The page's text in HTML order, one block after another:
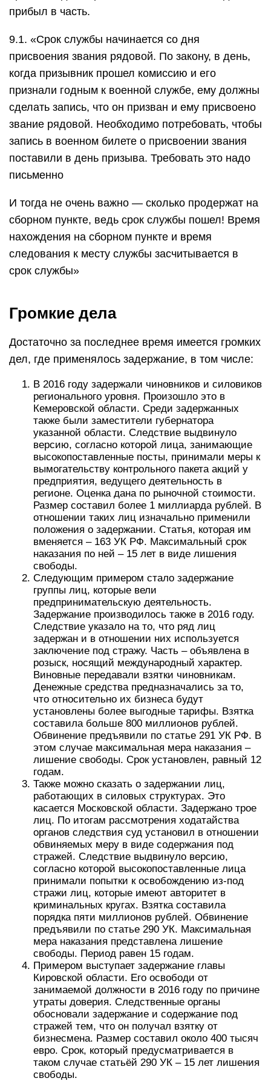
прибыл в часть.
9.1. «Срок службы начинается со дня
присвоения звания рядовой. По закону, в день,
когда призывник прошел комиссию и его
признали годным к военной службе, ему должны
сделать запись, что он призван и ему присвоено
звание рядовой. Необходимо потребовать, чтобы
запись в военном билете о присвоении звания
поставили в день призыва. Требовать это надо
письменно
И тогда не очень важно — сколько продержат на
сборном пункте, ведь срок службы пошел! Время
нахождения на сборном пункте и время
следования к месту службы засчитывается в
срок службы»
Громкие дела
Достаточно за последнее время имеется громких
дел, где применялось задержание, в том числе:
В 2016 году задержали чиновников и силовиков
регионального уровня. Произошло это в
Кемеровской области. Среди задержанных
также были заместители губернатора
указанной области. Следствие выдвинуло
версию, согласно которой лица, занимающие
высокопоставленные посты, принимали меры к
вымогательству контрольного пакета акций у
предприятия, ведущего деятельность в
регионе. Оценка дана по рыночной стоимости.
Размер составил более 1 миллиарда рублей. В
отношении таких лиц изначально применили
положения о задержании. Статья, которая им
вменяется – 163 УК РФ. Максимальный срок
наказания по ней – 15 лет в виде лишения
свободы.
Следующим примером стало задержание
группы лиц, которые вели
предпринимательскую деятельность.
Задержание производилось также в 2016 году.
Следствие указало на то, что ряд лиц
задержан и в отношении них используется
заключение под стражу. Часть – объявлена в
розыск, носящий международный характер.
Виновные передавали взятки чиновникам.
Денежные средства предназначались за то,
что относительно их бизнеса будут
установлены более выгодные тарифы. Взятка
составила больше 800 миллионов рублей.
Обвинение предъявили по статье 291 УК РФ. В
этом случае максимальная мера наказания –
лишение свободы. Срок установлен, равный 12
годам.
Также можно сказать о задержании лиц,
работающих в силовых структурах. Это
касается Московской области. Задержано трое
лиц. По итогам рассмотрения ходатайства
органов следствия суд установил в отношении
обвиняемых меру в виде содержания под
стражей. Следствие выдвинуло версию,
согласно которой высокопоставленные лица
принимали попытки к освобождению из-под
стражи лиц, которые имеют авторитет в
криминальных кругах. Взятка составила
порядка пяти миллионов рублей. Обвинение
предъявили по статье 290 УК. Максимальная
мера наказания представлена лишение
свободы. Период равен 15 годам.
Примером выступает задержание главы
Кировской области. Его освободи от
занимаемой должности в 2016 году по причине
утраты доверия. Следственные органы
обосновали задержание и содержание под
стражей тем, что он получал взятку от
бизнесмена. Размер составил около 400 тысяч
евро. Срок, который предусматривается в
таком случае статьёй 290 УК – 15 лет лишения
свободы.